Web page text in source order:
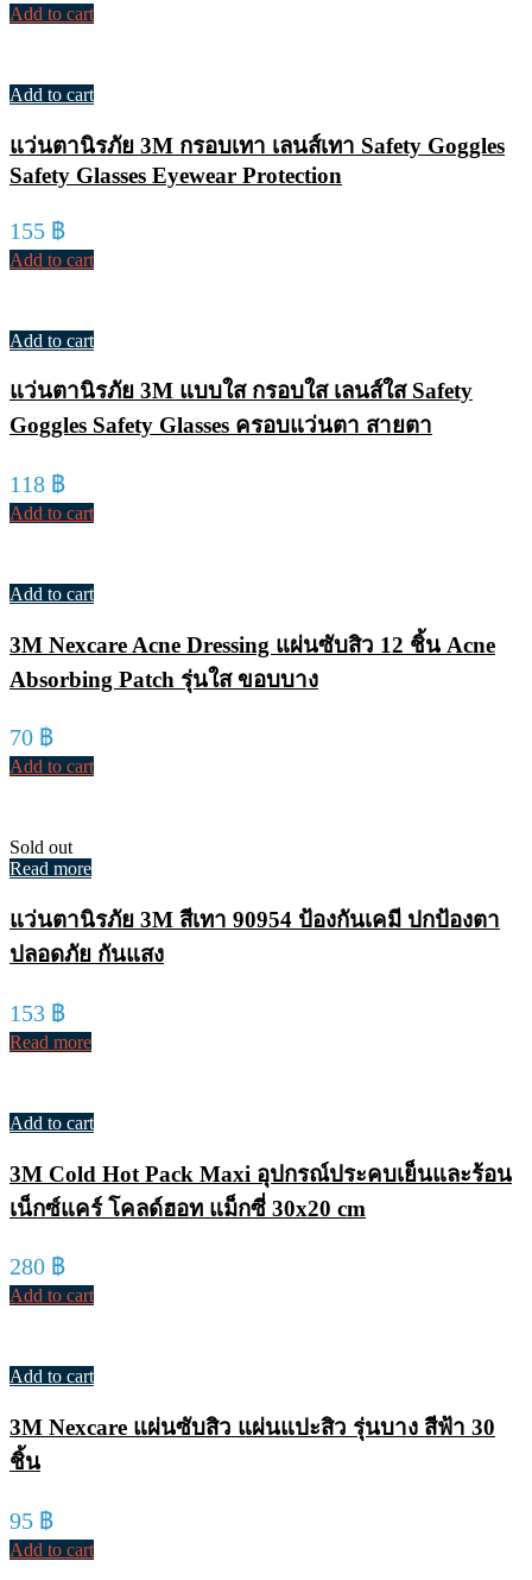
Add to cart
Add to cart
แว่นตานิรภัย 3M กรอบเทา เลนส์เทา Safety Goggles
Safety Glasses Eyewear Protection
155 ฿
Add to cart
Add to cart
แว่นตานิรภัย 3M แบบใส กรอบใส เลนส์ใส Safety
Goggles Safety Glasses ครอบแว่นตา สายตา
118 ฿
Add to cart
Add to cart
3M Nexcare Acne Dressing แผ่นซับสิว 12 ชิ้น Acne
Absorbing Patch รุ่นใส ขอบบาง
70 ฿
Add to cart
Sold out
Read more
แว่นตานิรภัย 3M สีเทา 90954 ป้องกันเคมี ปกป้องตา
ปลอดภัย กันแสง
153 ฿
Read more
Add to cart
3M Cold Hot Pack Maxi อุปกรณ์ประคบเย็นและร้อน
เน็กซ์แคร์ โคลด์ฮอท แม็กซี่ 30x20 cm
280 ฿
Add to cart
Add to cart
3M Nexcare แผ่นซับสิว แผ่นแปะสิว รุ่นบาง สีฟ้า 30
ชิ้น
95 ฿
Add to cart